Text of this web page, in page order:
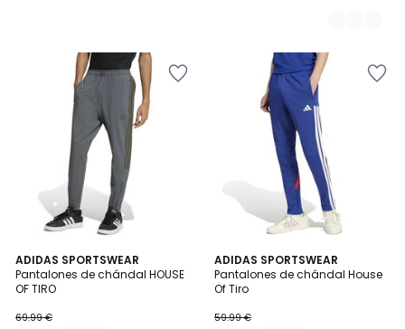
ADIDAS SPORTSWEAR
Pantalones de chándal HOUSE
OF TIRO
69.99 €
4,5
/ 5
2
Colores
ADIDAS SPORTSWEAR
Pantalones de chándal House
Of Tiro
59.99 €
5
/
5